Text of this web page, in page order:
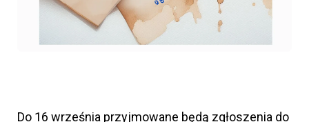
Do 16 września przyjmowane będą zgłoszenia do